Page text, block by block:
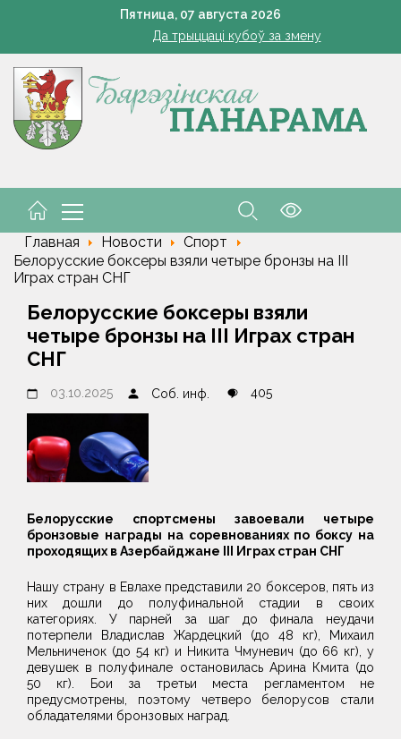
Пятница, 07 августа 2026
Познай свой край. Как в Беларуси развивают внутренний
Да трыццаці кубоў за змену
поручил вернуть в севооборот все поля Минской
Устранение последствий стихии – на контроле
Познай свой край. Как в Беларуси развивают внутренний
Главная Новости
Спорт
Белорусские боксеры взяли четыре бронзы на III
Играх стран СНГ
Белорусские боксеры взяли
четыре бронзы на III Играх стран
СНГ
03.10.2025 Соб. инф. 405
Белорусские спортсмены завоевали четыре
бронзовые награды на соревнованиях по боксу на
проходящих в Азербайджане III Играх стран СНГ
Нашу страну в Евлахе представили 20 боксеров, пять из
них дошли до полуфинальной стадии в своих
категориях. У парней за шаг до финала неудачи
потерпели Владислав Жардецкий (до 48 кг), Михаил
Мельниченок (до 54 кг) и Никита Чмуневич (до 66 кг), у
девушек в полуфинале остановилась Арина Кмита (до
50 кг). Бои за третьи места регламентом не
предусмотрены, поэтому четверо белорусов стали
обладателями бронзовых наград.